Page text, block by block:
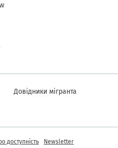
Довідники мігранта
доступність Newsletter